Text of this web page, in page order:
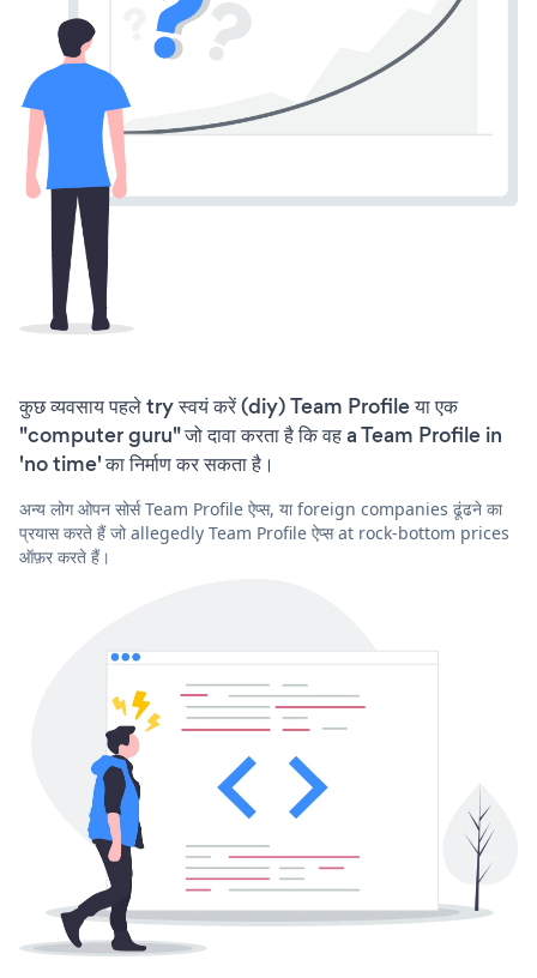
कुछ व्यवसाय पहले try स्वयं करें (diy) Team Profile या एक
"computer guru" जो दावा करता है कि वह a Team Profile in
'no time' का निर्माण कर सकता है।
अन्य लोग ओपन सोर्स Team Profile ऐप्स, या foreign companies ढूंढने का
प्रयास करते हैं जो allegedly Team Profile ऐप्स at rock-bottom prices
ऑफ़र करते हैं।